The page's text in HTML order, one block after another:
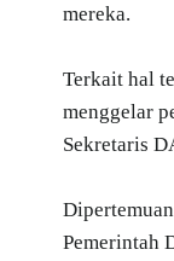
mereka.
Terkait hal
menggelar
Sekretaris
Pemerintah